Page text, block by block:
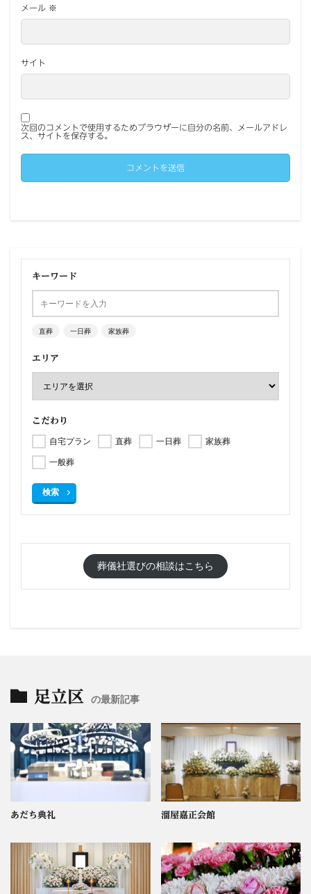
メール ※
サイト
次回のコメントで使用するためブラウザーに自分の名前、メールアドレ
ス、サイトを保存する。
キーワード
直葬 一日葬 家族葬
エリア
こだわり
自宅プラン 直葬 一日葬
家族葬
一般葬
検索
葬儀社選びの相談はこちら
足立区 の最新記事
あだち典礼 溜屋嘉正会館